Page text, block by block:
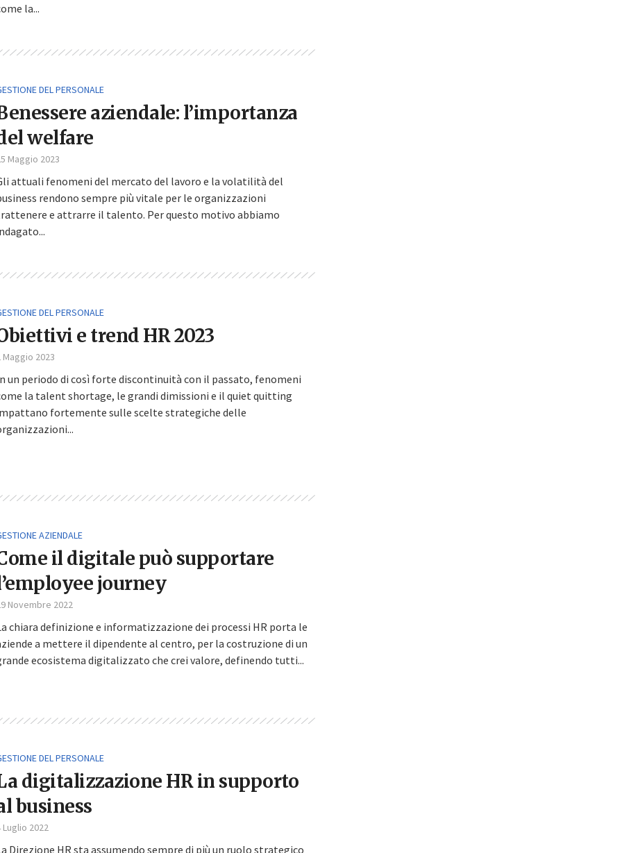
la...
DEL PERSONALE
aziendale: l’importanza
welfare
Maggio 2023
attuali fenomeni del mercato del lavoro e la volatilità del
rendono sempre più vitale per le organizzazioni
e attrarre il talento. Per questo motivo abbiamo
DEL PERSONALE
e trend HR 2023
Maggio 2023
un periodo di così forte discontinuità con il passato, fenomeni
la talent shortage, le grandi dimissioni e il quiet quitting
fortemente sulle scelte strategiche delle
AZIENDALE
il digitale può supportare
journey
Novembre 2022
chiara definizione e informatizzazione dei processi HR porta le
a mettere il dipendente al centro, per la costruzione di un
ecosistema digitalizzato che crei valore, definendo tutti...
DEL PERSONALE
digitalizzazione HR in supporto
business
Luglio 2022
Direzione HR sta assumendo sempre di più un ruolo strategico